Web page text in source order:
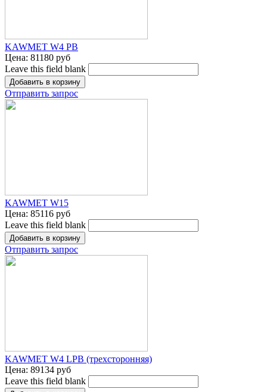
KAWMET W4 PB
Цена: 81180 руб
Leave this field blank
Отправить запрос
KAWMET W15
Цена: 85116 руб
Leave this field blank
Отправить запрос
KAWMET W4 LPB (трехсторонняя)
Цена: 89134 руб
Leave this field blank